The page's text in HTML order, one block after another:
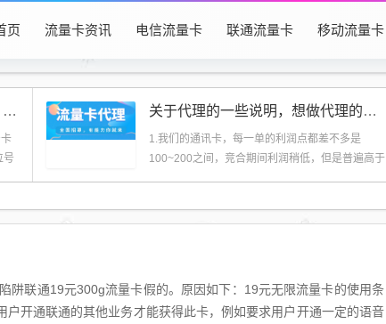
页 流量卡资讯 电信流量卡 联通流量卡 移动流量卡
126号卡系统中心使用教程（推广，佣金，订单实时同步，物流追踪）
号
关于代理的一些说明，想做代理的仔细阅读一遍
1.我们的通讯卡，每一单的利润点都差不多是
100~200之间，竞合期间利润稍低，但是普遍高于
阱联通19元300g流量卡假的。原因如下：19元无限流量卡的使用条
户开通联通的其他业务才能获得此卡，例如要求用户开通一定的语音